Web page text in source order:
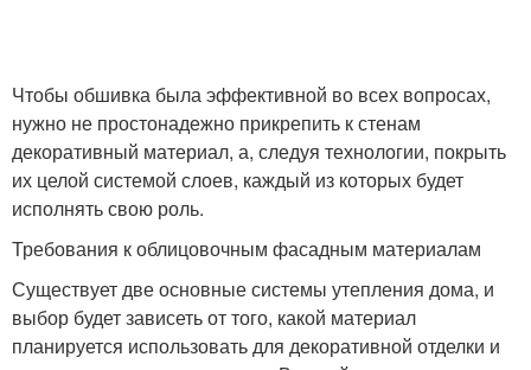
Чтобы обшивка была эффективной во всех вопросах,
нужно не простонадежно прикрепить к стенам
декоративный материал, а, следуя технологии, покрыть
их целой системой слоев, каждый из которых будет
исполнять свою роль.
Требования к облицовочным фасадным материалам
Существует две основные системы утепления дома, и
выбор будет зависеть от того, какой материал
планируется использовать для декоративной отделки и